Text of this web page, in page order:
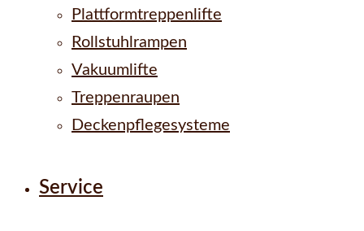
Plattformtreppenlifte
Rollstuhlrampen
Vakuumlifte
Treppenraupen
Deckenpflegesysteme
Service